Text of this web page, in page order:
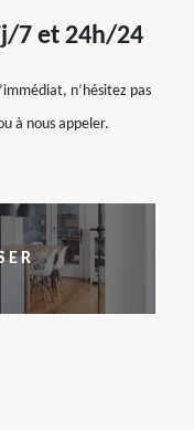
7 et 24h/24
n’hésitez pas
à nous appeler.